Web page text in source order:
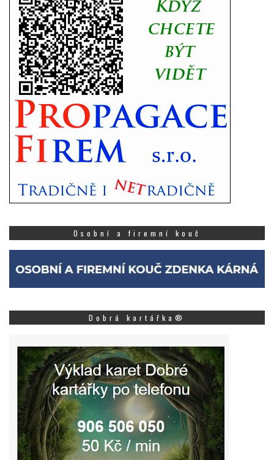
Osobní a firemní kouč
Dobrá kartářka®